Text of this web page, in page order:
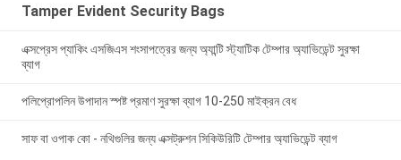
Tamper Evident Security Bags
এক্সপ্রেস প্যাকিং এসজিএস শংসাপত্রের জন্য অ্যান্টি স্ট্যাটিক টেম্পার অ্যাভিডেন্ট সুরক্ষা
ব্যাগ
পলিপ্রোপলিন উপাদান স্পষ্ট প্রমাণ সুরক্ষা ব্যাগ 10-250 মাইক্রন বেধ
সাফ বা ওপাক কো - নথিগুলির জন্য এক্সট্রুশন সিকিউরিটি টেম্পার অ্যাভিডেন্ট ব্যাগ